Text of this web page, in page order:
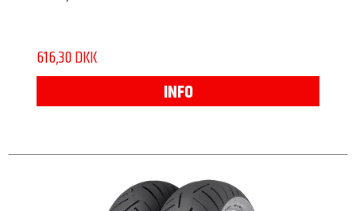
616,30 DKK
INFO